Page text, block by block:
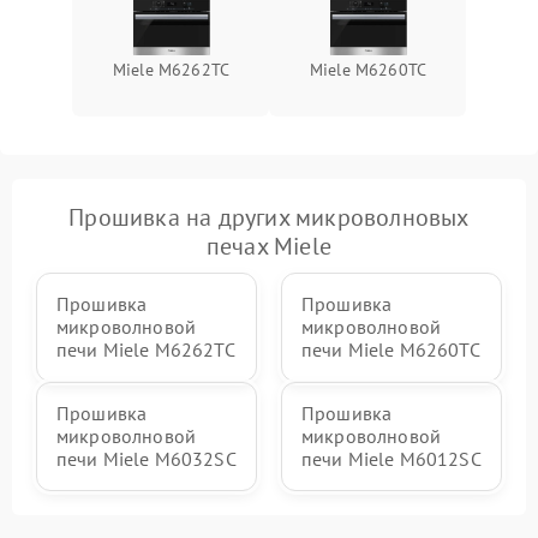
Miele M6262TC Miele M6260TC
Прошивка на других микроволновых
печах Miele
Прошивка
микроволновой
печи Miele M6262TC
Прошивка
микроволновой
печи Miele M6260TC
Прошивка
микроволновой
печи Miele M6032SC
Прошивка
микроволновой
печи Miele M6012SC